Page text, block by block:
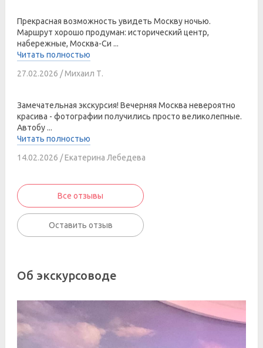
Прекрасная возможность увидеть Москву ночью.
Маршрут хорошо продуман: исторический центр,
набережные, Москва-Си ...
Читать полностью
27.02.2026 / Михаил Т.
Замечательная экскурсия! Вечерняя Москва невероятно
красива - фотографии получились просто великолепные.
Автобу ...
Читать полностью
14.02.2026 / Екатерина Лебедева
Все отзывы
Оставить отзыв
Об экскурсоводе